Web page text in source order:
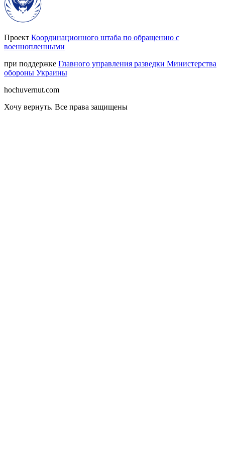
Проект Координационного штаба по обращению с
военнопленными
при поддержке Главного управления разведки Министерства
обороны Украины
hochuvernut.com
Хочу вернуть. Все права защищены